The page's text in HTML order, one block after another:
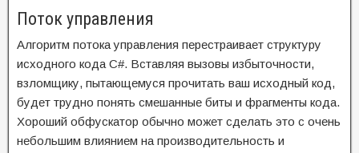
Поток управления
Алгоритм потока управления перестраивает структуру
исходного кода C#. Вставляя вызовы избыточности,
взломщику, пытающемуся прочитать ваш исходный код,
будет трудно понять смешанные биты и фрагменты кода.
Хороший обфускатор обычно может сделать это с очень
небольшим влиянием на производительность и